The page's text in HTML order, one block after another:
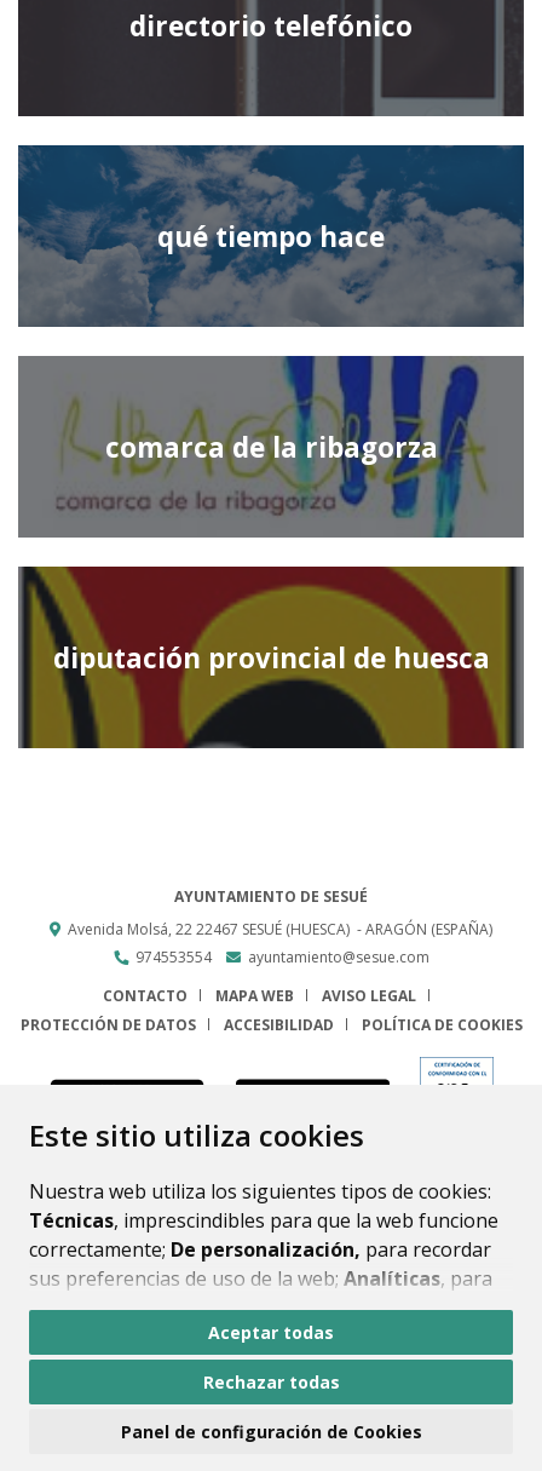
Este sitio utiliza cookies
Nuestra web utiliza los siguientes tipos de cookies:
Técnicas, imprescindibles para que la web funcione
correctamente; De personalización, para recordar
sus preferencias de uso de la web; Analíticas, para
mejorar el funcionamiento de la web y sus servicios.
Si acepta pulsando el botón“Aceptar todas”
consideramos que acepta su uso. Si pulsa el botón
ninguna acción, se guardarán las cookies técnicas
Aceptar todas
Rechazar todas
Panel de configuración de Cookies
directorio telefónico
qué tiempo hace
comarca de la ribagorza
diputación provincial de huesca
AYUNTAMIENTO DE SESUÉ
Avenida Molsá, 2222467 SESUÉ (HUESCA) - ARAGÓN (ESPAÑA)
974553554
ayuntamiento@sesue.com
CONTACTO
MAPA WEB
AVISO LEGAL
PROTECCIÓN DE DATOS
ACCESIBILIDAD POLÍTICA DE COOKIES